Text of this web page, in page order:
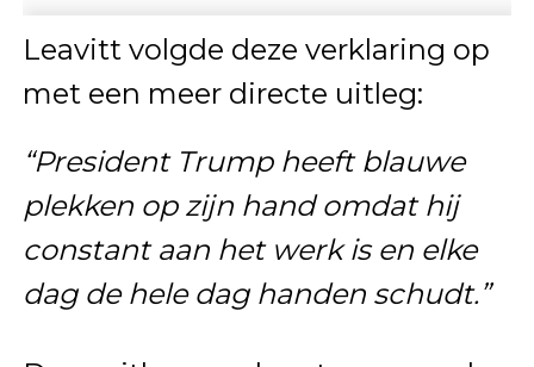
Leavitt volgde deze verklaring op
met een meer directe uitleg:
“President Trump heeft blauwe
plekken op zijn hand omdat hij
constant aan het werk is en elke
dag de hele dag handen schudt.”